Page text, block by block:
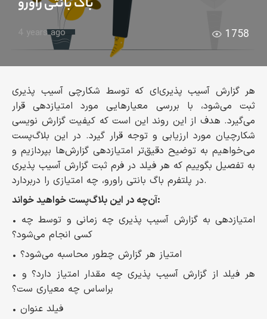
4 years ago 1758
هر گزارش آسیب پذیری‌ای که توسط شکارچی آسیب پذیری
ثبت می‌شود، با بررسی معیار‌هایی مورد امتیازدهی قرار
می‌گیرد. هدف از این روند این است که کیفیت گزارش نویسی
شکارچیان مورد ارزیابی و توجه قرار گیرد. در این بلاگ‌پست
می‌خواهیم به توضیح دقیق‌تر امتیازدهی گزارش‌ها بپردازیم و
به تفصیل بگوییم که هر فیلد در فرم ثبت گزارش آسیب پذیری
در پلتفرم باگ بانتی راورو، چه امتیازی را دربردارد.
آن‌چه در این بلاگ‌پست خواهید خواند:
• امتیازدهی به گزارش آسیب پذیری چه زمانی و توسط چه
کسی انجام می‌شود؟
• امتیاز هر گزارش چطور محاسبه می‌شود؟
• هر فیلد از گزارش آسیب پذیری چه مقدار امتیاز دارد؟ و
براساس چه معیاری ست؟
• فیلد عنوان